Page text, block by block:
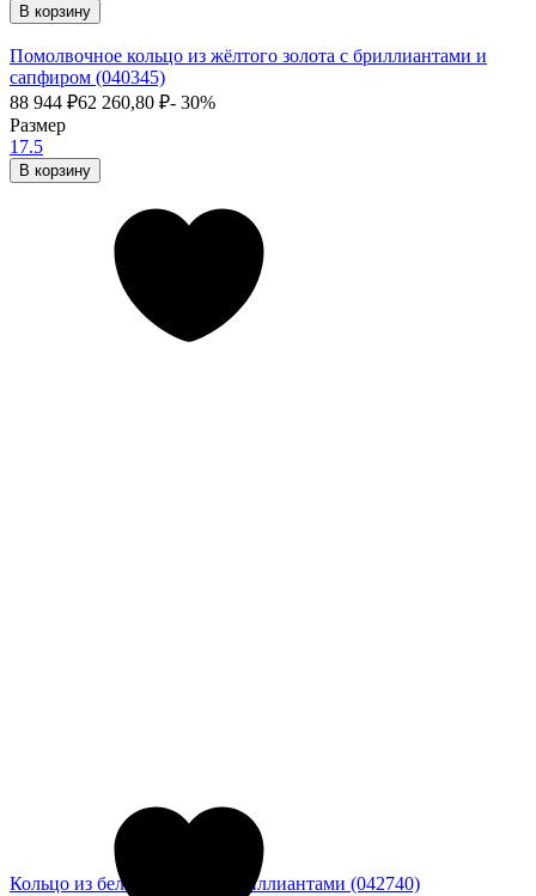
Помолвочное кольцо из жёлтого золота с бриллиантами и
сапфиром (040345)
88 944 ₽62 260,80 ₽- 30%
Размер
17.5
В корзину
В корзину
Кольцо из белого золота с бриллиантами (042740)